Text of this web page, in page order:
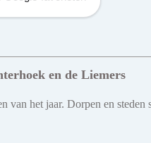
en de Liemers
van het jaar. Dorpen en